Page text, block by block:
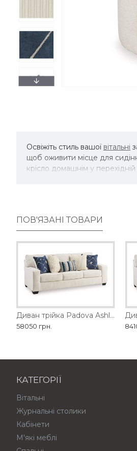
Освіжіть стиль вашої вітальні
щоб оживити місце для
крісло домашнім у перехідній
ПОВ'ЯЗАНІ ТОВАРИ
Диван трійка Padova Ashley
58050 грн.
Диван SEDA MOBILARIO
179370 грн.
КАТЕГОРІЇ
Вітальні
Журнальні столики
Кабінети
М'які меблі